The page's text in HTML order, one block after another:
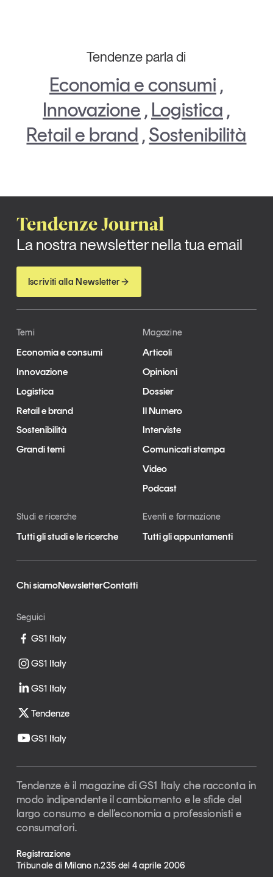
Tendenze parla di
Economia e consumi ,
Innovazione , Logistica ,
Retail e brand ,Sostenibilità
Tendenze Journal
La nostra newsletter nella tua email
Iscriviti alla Newsletter
Temi
Economia e consumi
Innovazione
Logistica
Retail e brand
Sostenibilità
Grandi temi
Magazine
Articoli
Opinioni
Dossier
Il Numero
Interviste
Comunicati stampa
Video
Podcast
Studi e ricerche
Tutti gli studi e le ricerche
Eventi e formazione
Tutti gli appuntamenti
Chi siamoNewsletterContatti
Seguici
GS1 Italy
GS1 Italy
GS1 Italy
Tendenze
GS1 Italy
Tendenze è il magazine di GS1 Italy che racconta in
modo indipendente il cambiamento e le sfide del
largo consumo e dell’economia a professionisti e
consumatori.
Registrazione
Tribunale di Milano n.235 del 4 aprile 2006